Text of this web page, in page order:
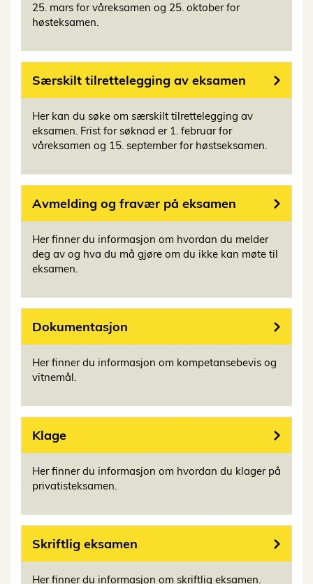
25. mars for våreksamen og 25. oktober for
høsteksamen.
Særskilt tilrettelegging av eksamen
Her kan du søke om særskilt tilrettelegging av
eksamen. Frist for søknad er 1. februar for
våreksamen og 15. september for høstseksamen.
Avmelding og fravær på eksamen
Her finner du informasjon om hvordan du melder
deg av og hva du må gjøre om du ikke kan møte til
eksamen.
Dokumentasjon
Her finner du informasjon om kompetansebevis og
vitnemål.
Klage
Her finner du informasjon om hvordan du klager på
privatisteksamen.
Skriftlig eksamen
Her finner du informasjon om skriftlig eksamen.